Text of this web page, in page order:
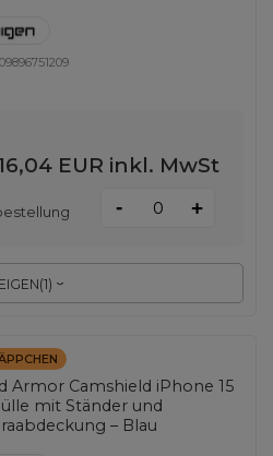
(1)
EUR inkl. MwSt
- +
Armor Camshield iPhone 15
mit Ständer und
– Blau